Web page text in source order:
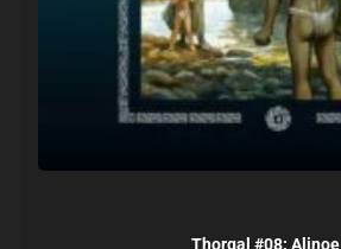
Thorgal #08: Alinoe